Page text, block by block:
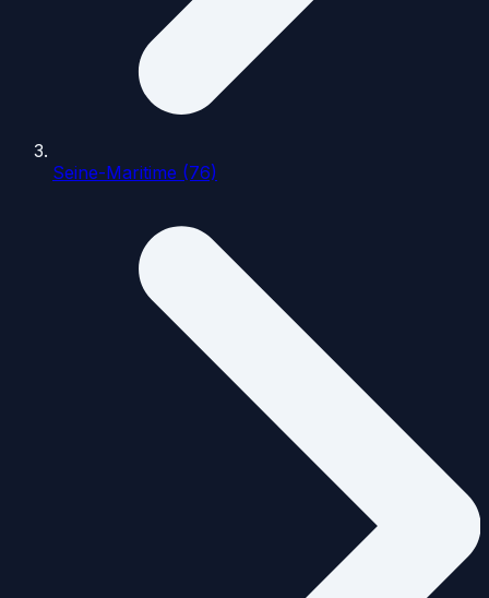
Seine-Maritime (76)